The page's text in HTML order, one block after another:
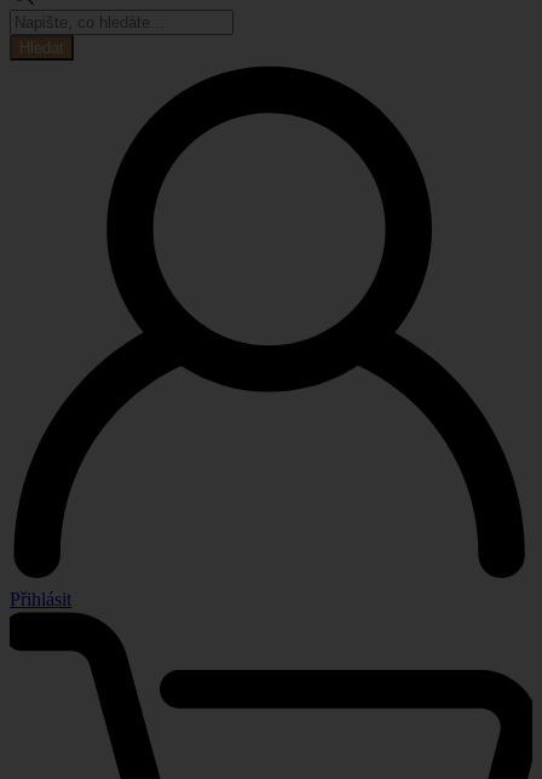
Products
search
Hledat
Přihlásit